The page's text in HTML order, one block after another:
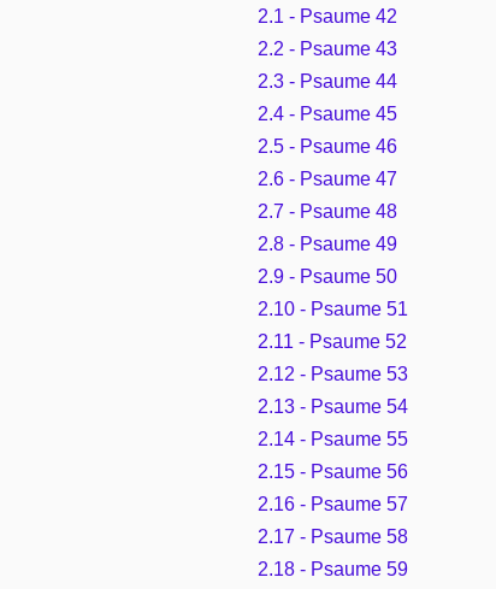
2.1 - Psaume 42
2.2 - Psaume 43
2.3 - Psaume 44
2.4 - Psaume 45
2.5 - Psaume 46
2.6 - Psaume 47
2.7 - Psaume 48
2.8 - Psaume 49
2.9 - Psaume 50
2.10 - Psaume 51
2.11 - Psaume 52
2.12 - Psaume 53
2.13 - Psaume 54
2.14 - Psaume 55
2.15 - Psaume 56
2.16 - Psaume 57
2.17 - Psaume 58
2.18 - Psaume 59